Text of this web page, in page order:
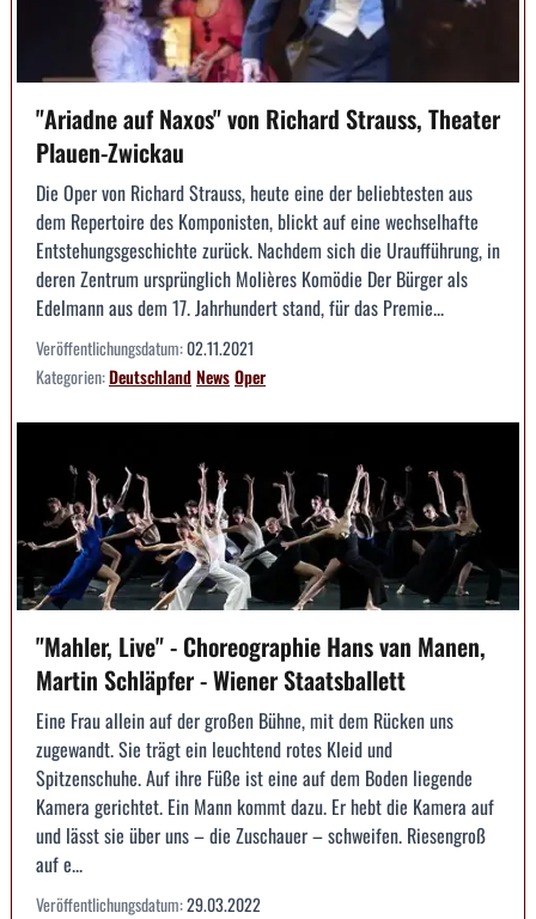
"Ariadne auf Naxos" von Richard Strauss, Theater
Plauen-Zwickau
Die Oper von Richard Strauss, heute eine der beliebtesten aus
dem Repertoire des Komponisten, blickt auf eine wechselhafte
Entstehungsgeschichte zurück. Nachdem sich die Uraufführung, in
deren Zentrum ursprünglich Molières Komödie Der Bürger als
Edelmann aus dem 17. Jahrhundert stand, für das Premie...
Veröffentlichungsdatum:02.11.2021
Kategorien:DeutschlandNewsOper
"Mahler, Live" - Choreographie Hans van Manen,
Martin Schläpfer - Wiener Staatsballett
Eine Frau allein auf der großen Bühne, mit dem Rücken uns
zugewandt. Sie trägt ein leuchtend rotes Kleid und
Spitzenschuhe. Auf ihre Füße ist eine auf dem Boden liegende
Kamera gerichtet. Ein Mann kommt dazu. Er hebt die Kamera auf
und lässt sie über uns – die Zuschauer – schweifen. Riesengroß
auf e...
Veröffentlichungsdatum:29.03.2022